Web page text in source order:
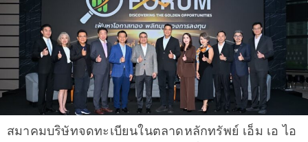
สมาคมบริษัทจดทะเบียนในตลาดหลักทรัพย์ เอ็ม เอ ไอ